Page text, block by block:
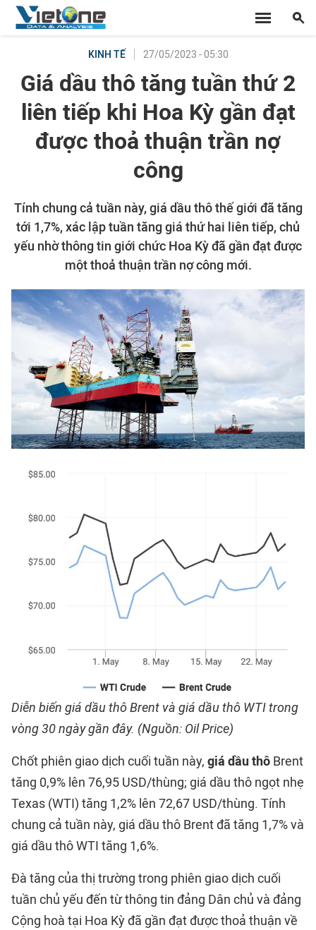
KINH TẾ 27/05/2023 - 05:30
Giá dầu thô tăng tuần thứ 2
liên tiếp khi Hoa Kỳ gần đạt
được thoả thuận trần nợ
công
Tính chung cả tuần này, giá dầu thô thế giới đã tăng
tới 1,7%, xác lập tuần tăng giá thứ hai liên tiếp, chủ
yếu nhờ thông tin giới chức Hoa Kỳ đã gần đạt được
một thoả thuận trần nợ công mới.
Diễn biến giá dầu thô Brent và giá dầu thô WTI trong
vòng 30 ngày gần đây. (Nguồn: Oil Price)
Chốt phiên giao dịch cuối tuần này, giá dầu thô Brent
tăng 0,9% lên 76,95 USD/thùng; giá dầu thô ngọt nhẹ
Texas (WTI) tăng 1,2% lên 72,67 USD/thùng. Tính
chung cả tuần này, giá dầu thô Brent đã tăng 1,7% và
giá dầu thô WTI tăng 1,6%.
Đà tăng của thị trường trong phiên giao dịch cuối
tuần chủ yếu đến từ thông tin đảng Dân chủ và đảng
Cộng hoà tại Hoa Kỳ đã gần đạt được thoả thuận về